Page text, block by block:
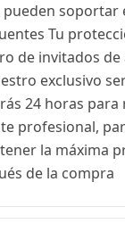
soportar
Tu
de invitados de
exclusivo
24 horas para
profesional,
la máxima
de la compra